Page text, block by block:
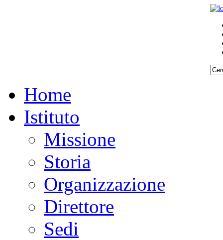
Home
Istituto
Missione
Storia
Organizzazione
Direttore
Sedi